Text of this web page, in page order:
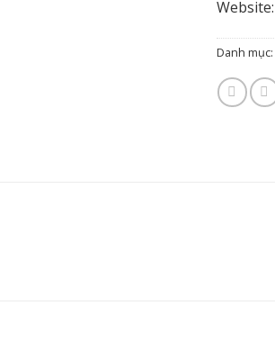
Website:
Danh mục: